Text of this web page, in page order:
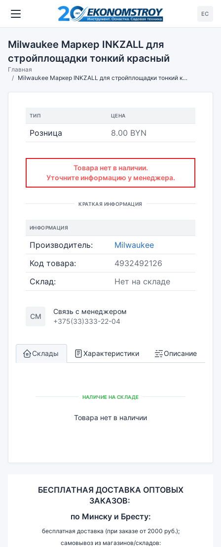
ЕС
Milwaukee Маркер INKZALL для
стройплощадки тонкий красный
Главная
Milwaukee Маркер INKZALL для стройплощадки тонкий красный
ТИП ЦЕНА
Розница 8.00 BYN
Товара нет в наличии.
Уточните информацию у менеджера.
КРАТКАЯ ИНФОРМАЦИЯ
ИНФОРМАЦИЯ
Производитель:
Milwaukee
Код товара:
4932492126
Склад:
Нет на складе
СМ
Связь с менеджером
+375(33)333-22-04
Склады Характеристики Описание
НАЛИЧИЕ НА СКЛАДЕ
Товара нет в наличии
БЕСПЛАТНАЯ ДОСТАВКА ОПТОВЫХ
ЗАКАЗОВ:
по Минску и Бресту:
бесплатная доставка (при заказе от 2000 руб.);
самовывоз из магазинов/складов: